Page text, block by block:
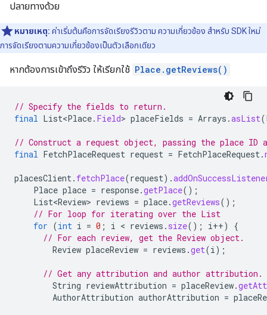
ปลายทางด้วย
หมายเหตุ: ค่าเริ่มต้นคือการจัดเรียงรีวิวตาม ความเกี่ยวข้อง สำหรับ SDK ใหม่
การจัดเรียงตามความเกี่ยวข้องเป็นตัวเลือกเดียว
หากต้องการเข้าถึงรีวิว ให้เรียกใช้ Place.getReviews()
// Specify the fields to return.
final List<Place. Field> placeFields = Arrays .asList(
// Construct a request object, passing the place ID
final FetchPlaceRequest request = FetchPlaceRequest.
placesClient. fetchPlace(request).
Place place = response.getPlace();
List<Review> reviews = place.getReviews();
// For loop for iterating over the List
for (int i = 0 ; i < reviews . size(); i++)
{
// For each review, get the Review object.
Review placeReview = reviews .get(i);
// Get any attribution and author attribution.
String reviewAttribution = placeReview.
AuthorAttribution authorAttribution =